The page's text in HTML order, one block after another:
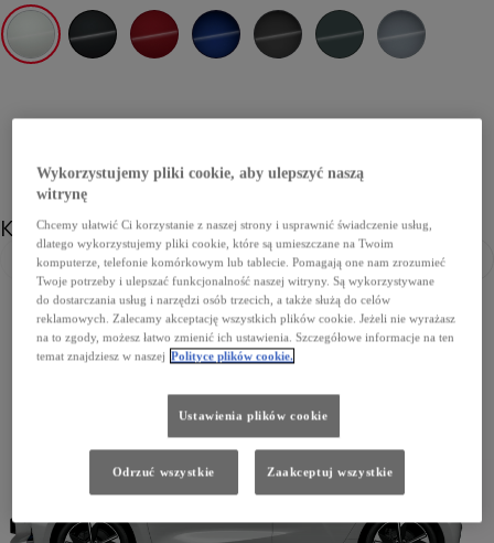
089 Platinum White Pearl
Koła
Poprzedni
Wykorzystujemy pliki cookie, aby ulepszyć naszą
witrynę
Chcemy ułatwić Ci korzystanie z naszej strony i usprawnić świadczenie usług,
dlatego wykorzystujemy pliki cookie, które są umieszczane na Twoim
komputerze, telefonie komórkowym lub tablecie. Pomagają one nam zrozumieć
Twoje potrzeby i ulepszać funkcjonalność naszej witryny. Są wykorzystywane
do dostarczania usług i narzędzi osób trzecich, a także służą do celów
reklamowych. Zalecamy akceptację wszystkich plików cookie. Jeżeli nie wyrażasz
na to zgody, możesz łatwo zmienić ich ustawienia. Szczegółowe informacje na ten
temat znajdziesz w naszej Polityce plików cookie.
Ustawienia plików cookie
Odrzuć wszystkie Zaakceptuj wszystkie